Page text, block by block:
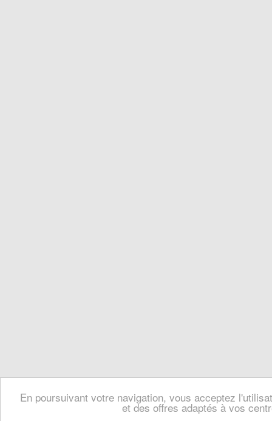
En poursuivant votre navigation, vous acceptez
et des offres adaptés à vos